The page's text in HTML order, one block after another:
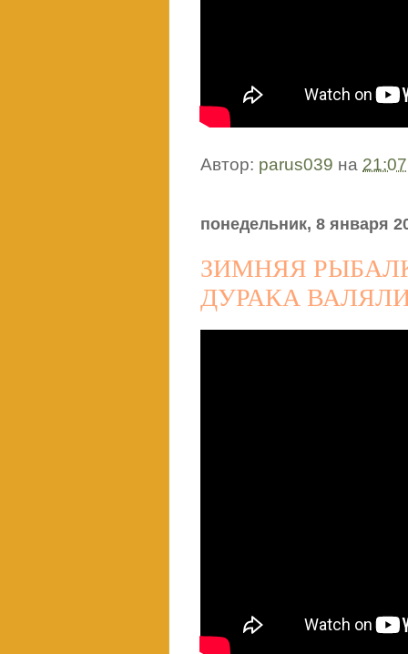
Автор: parus039 на 21:07
понедельник, 8 января
ЗИМНЯЯ
ДУРАКА